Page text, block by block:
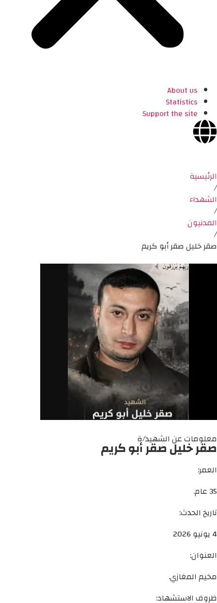
About us
Statistics
Support the site
الرئيسية
/
الشهداء
/
المدنيون
/
صقر خليل صقر أبو كريم
معلومات عن الشهيد/ة
صقر خليل صقر أبو كريم
العمر:
35 عام.
تاريخ الحدث:
4 يونيو 2026
العنوان:
مخيم المغازي.
ظروف الاستشهاد: